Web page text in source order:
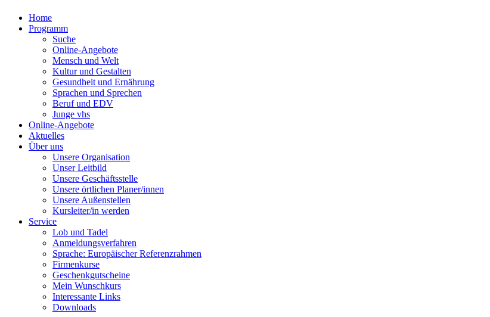
Home
Programm
Suche
Online-Angebote
Mensch und Welt
Kultur und Gestalten
Gesundheit und Ernährung
Sprachen und Sprechen
Beruf und EDV
Junge vhs
Online-Angebote
Aktuelles
Über uns
Unsere Organisation
Unser Leitbild
Unsere Geschäftsstelle
Unsere örtlichen Planer/innen
Unsere Außenstellen
Kursleiter/in werden
Service
Lob und Tadel
Anmeldungsverfahren
Sprache: Europäischer Referenzrahmen
Firmenkurse
Geschenkgutscheine
Mein Wunschkurs
Interessante Links
Downloads